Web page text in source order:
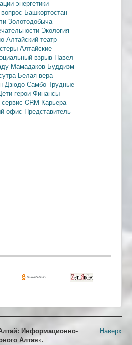
энергетики
Башкортостан
Золотодобыча
Экология
Алтайский театр
Алтайские
взрыв Павел
Мамадаков Буддизм
Белая вера
Дзюдо Самбо Трудные
герои Финансы
CRM Карьера
офис Представитель
Наверх
Информационно-
Алтая».